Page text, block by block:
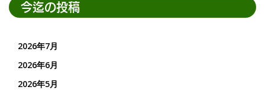
今迄の投稿
2026年7月
2026年6月
2026年5月